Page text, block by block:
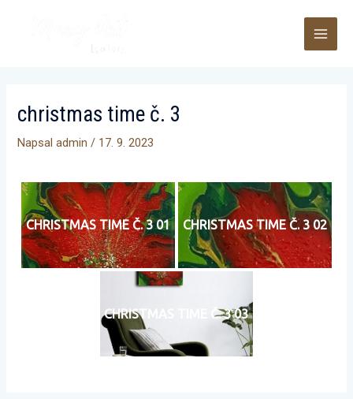
christmas time č. 3
Napsaladmin/ 17. 9. 2023
CHRISTMAS TIME Č. 3 01 CHRISTMAS TIME Č. 3 02
CHRISTMAS TIME Č. 3 03